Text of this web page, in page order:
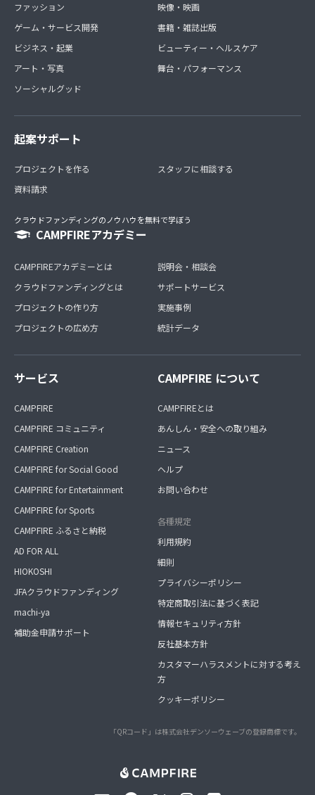
ファッション
ゲーム・サービス開発
ビジネス・起業
アート・写真
ソーシャルグッド
映像・映画
書籍・雑誌出版
ビューティー・ヘルスケア
舞台・パフォーマンス
起案サポート
プロジェクトを作る
資料請求
スタッフに相談する
クラウドファンディングのノウハウを無料で学ぼう
CAMPFIREアカデミー
CAMPFIREアカデミーとは
クラウドファンディングとは
プロジェクトの作り方
プロジェクトの広め方
説明会・相談会
サポートサービス
実施事例
統計データ
サービス
CAMPFIRE
CAMPFIRE コミュニティ
CAMPFIRE Creation
CAMPFIRE for Social Good
CAMPFIRE for Entertainment
CAMPFIRE for Sports
CAMPFIRE ふるさと納税
AD FOR ALL
HIOKOSHI
JFAクラウドファンディング
machi-ya
補助金申請サポート
CAMPFIRE について
CAMPFIREとは
あんしん・安全への取り組み
ニュース
ヘルプ
お問い合わせ
各種規定
利用規約
細則
プライバシーポリシー
特定商取引法に基づく表記
情報セキュリティ方針
反社基本方針
カスタマーハラスメントに対する考え
方
クッキーポリシー
「QRコード」は株式会社デンソーウェーブの登録商標です。